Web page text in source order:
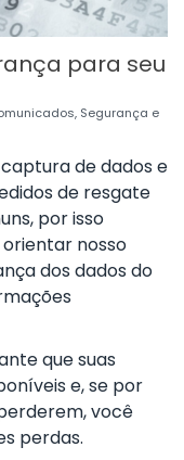
para seu
, Segurança e
de dados e
de resgate
por isso
nosso
dos dados do
que suas
e, se por
você
perdas.